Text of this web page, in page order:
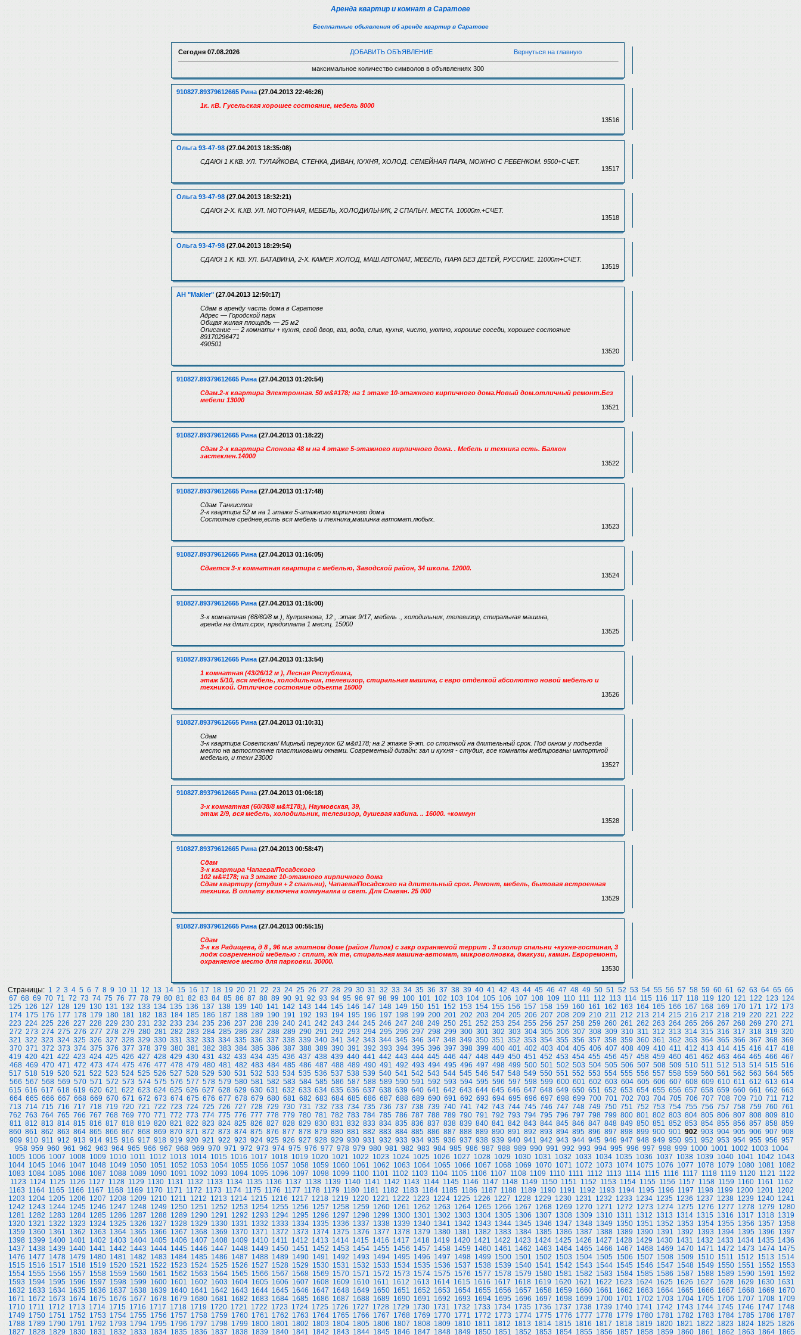
Аренда квартир и комнат в Саратове
Бесплатные объявления об аренде квартир в Саратове
Сегодня 07.08.2026 ДОБАВИТЬ ОБЪЯВЛЕНИЕ Вернуться на главную
максимальное количество символов в объявлениях 300
910827.89379612665 Рина (27.04.2013 22:46:26)
1к. кВ. Гусельская хорошее состояние, мебель 8000
13516
Ольга 93-47-98 (27.04.2013 18:35:08)
СДАЮ! 1 К.КВ. УЛ. ТУЛАЙКОВА, СТЕНКА, ДИВАН, КУХНЯ, ХОЛОД. СЕМЕЙНАЯ ПАРА, МОЖНО С РЕБЕНКОМ. 9500+СЧЕТ.
13517
Ольга 93-47-98 (27.04.2013 18:32:21)
СДАЮ! 2-Х. К.КВ. УЛ. МОТОРНАЯ, МЕБЕЛЬ, ХОЛОДИЛЬНИК, 2 СПАЛЬН. МЕСТА. 10000т.+СЧЕТ.
13518
Ольга 93-47-98 (27.04.2013 18:29:54)
СДАЮ! 1 К. КВ. УЛ. БАТАВИНА, 2-Х. КАМЕР. ХОЛОД, МАШ.АВТОМАТ, МЕБЕЛЬ, ПАРА БЕЗ ДЕТЕЙ, РУССКИЕ. 11000т+СЧЕТ.
13519
АН "Makler" (27.04.2013 12:50:17)
Сдам в аренду часть дома в Саратове
Адрес — Городской парк
Общая жилая площадь — 25 м2
Описание — 2 комнаты + кухня, свой двор, газ, вода, слив, кухня, чисто, уютно, хорошие соседи, хорошее состояние
89170296471
490501
13520
910827.89379612665 Рина (27.04.2013 01:20:54)
Сдам.2-к квартира Электронная. 50 м&#178; на 1 этаже 10-этажного кирпичного дома.Новый дом.отличный ремонт.Без
мебели 13000
13521
910827.89379612665 Рина (27.04.2013 01:18:22)
Сдам 2-к квартира Слонова 48 м на 4 этаже 5-этажного кирпичного дома. . Мебель и техника есть. Балкон
застеклен.14000
13522
910827.89379612665 Рина (27.04.2013 01:17:48)
Сдам Танкистов
2-к квартира 52 м на 1 этаже 5-этажного кирпичного дома
Состояние среднее,есть вся мебель и техника,машинка автомат.любых.
13523
910827.89379612665 Рина (27.04.2013 01:16:05)
Сдается 3-х комнатная квартира с мебелью, Заводской район, 34 школа. 12000.
13524
910827.89379612665 Рина (27.04.2013 01:15:00)
3-х комнатная (68/60/8 м.), Куприянова, 12 , .этаж 9/17, мебель ., холодильник, телевизор, стиральная машина,
аренда на длит.срок, предоплата 1 месяц. 15000
13525
910827.89379612665 Рина (27.04.2013 01:13:54)
1 комнатная (43/26/12 м ), Лесная Республика,
этаж 5/10, вся мебель, холодильник, телевизор, стиральная машина, с евро отделкой абсолютно новой мебелью и
техникой. Отличное состояние объекта 15000
13526
910827.89379612665 Рина (27.04.2013 01:10:31)
Сдам
3-к квартира Советская/ Мирный переулок 62 м&#178; на 2 этаже 9-эт. со стоянкой на длительный срок. Под окном у подъезда
место на автостоянке пластиковыми окнами. Современный дизайн: зал и кухня - студия, все комнаты меблированы импортной
мебелью, и техн 23000
13527
910827.89379612665 Рина (27.04.2013 01:06:18)
3-х комнатная (60/38/8 м&#178;), Наумовская, 39,
этаж 2/9, вся мебель, холодильник, телевизор, душевая кабина. .. 16000. +коммун
13528
910827.89379612665 Рина (27.04.2013 00:58:47)
Сдам
3-к квартира Чапаева/Посадского
102 м&#178; на 3 этаже 10-этажного кирпичного дома
Сдам квартиру (студия + 2 спальни), Чапаева/Посадского на длительный срок. Ремонт, мебель, бытовая встроенная
техника. В оплату включена коммуналка и свет. Для Славян. 25 000
13529
910827.89379612665 Рина (27.04.2013 00:55:15)
Сдам
3-к кв Радищева, д 8 , 96 м.в элитном доме (район Липок) с закр охраняемой террит . 3 изолир спальни +кухня-гостиная, 3
лодж современной мебелью : сплит, ж/к тв, стиральная машина-автомат, микроволновка, джакузи, камин. Евроремонт,
охраняемое место для парковки. 30000.
13530
Страницы: 1 2 3 4 5 6 7 8 9 10 11 12 13 14 15 16 17 18 19 20 21 22 23 24 25 26 27 28 29 30 31 32 33 34 35 36 37 38 39 40 41 42 43 44 45 46 47 48 49 50 51 52 53 54 55 56 57 58 59 60 61 62 63 64 65 66
67 68 69 70 71 72 73 74 75 76 77 78 79 80 81 82 83 84 85 86 87 88 89 90 91 92 93 94 95 96 97 98 99 100 101 102 103 104 105 106 107 108 109 110 111 112 113 114 115 116 117 118 119 120 121 122 123 124
125 126 127 128 129 130 131 132 133 134 135 136 137 138 139 140 141 142 143 144 145 146 147 148 149 150 151 152 153 154 155 156 157 158 159 160 161 162 163 164 165 166 167 168 169 170 171 172 173
174 175 176 177 178 179 180 181 182 183 184 185 186 187 188 189 190 191 192 193 194 195 196 197 198 199 200 201 202 203 204 205 206 207 208 209 210 211 212 213 214 215 216 217 218 219 220 221 222
223 224 225 226 227 228 229 230 231 232 233 234 235 236 237 238 239 240 241 242 243 244 245 246 247 248 249 250 251 252 253 254 255 256 257 258 259 260 261 262 263 264 265 266 267 268 269 270 271
272 273 274 275 276 277 278 279 280 281 282 283 284 285 286 287 288 289 290 291 292 293 294 295 296 297 298 299 300 301 302 303 304 305 306 307 308 309 310 311 312 313 314 315 316 317 318 319 320
321 322 323 324 325 326 327 328 329 330 331 332 333 334 335 336 337 338 339 340 341 342 343 344 345 346 347 348 349 350 351 352 353 354 355 356 357 358 359 360 361 362 363 364 365 366 367 368 369
370 371 372 373 374 375 376 377 378 379 380 381 382 383 384 385 386 387 388 389 390 391 392 393 394 395 396 397 398 399 400 401 402 403 404 405 406 407 408 409 410 411 412 413 414 415 416 417 418
419 420 421 422 423 424 425 426 427 428 429 430 431 432 433 434 435 436 437 438 439 440 441 442 443 444 445 446 447 448 449 450 451 452 453 454 455 456 457 458 459 460 461 462 463 464 465 466 467
468 469 470 471 472 473 474 475 476 477 478 479 480 481 482 483 484 485 486 487 488 489 490 491 492 493 494 495 496 497 498 499 500 501 502 503 504 505 506 507 508 509 510 511 512 513 514 515 516
517 518 519 520 521 522 523 524 525 526 527 528 529 530 531 532 533 534 535 536 537 538 539 540 541 542 543 544 545 546 547 548 549 550 551 552 553 554 555 556 557 558 559 560 561 562 563 564 565
566 567 568 569 570 571 572 573 574 575 576 577 578 579 580 581 582 583 584 585 586 587 588 589 590 591 592 593 594 595 596 597 598 599 600 601 602 603 604 605 606 607 608 609 610 611 612 613 614
615 616 617 618 619 620 621 622 623 624 625 626 627 628 629 630 631 632 633 634 635 636 637 638 639 640 641 642 643 644 645 646 647 648 649 650 651 652 653 654 655 656 657 658 659 660 661 662 663
664 665 666 667 668 669 670 671 672 673 674 675 676 677 678 679 680 681 682 683 684 685 686 687 688 689 690 691 692 693 694 695 696 697 698 699 700 701 702 703 704 705 706 707 708 709 710 711 712
713 714 715 716 717 718 719 720 721 722 723 724 725 726 727 728 729 730 731 732 733 734 735 736 737 738 739 740 741 742 743 744 745 746 747 748 749 750 751 752 753 754 755 756 757 758 759 760 761
762 763 764 765 766 767 768 769 770 771 772 773 774 775 776 777 778 779 780 781 782 783 784 785 786 787 788 789 790 791 792 793 794 795 796 797 798 799 800 801 802 803 804 805 806 807 808 809 810
811 812 813 814 815 816 817 818 819 820 821 822 823 824 825 826 827 828 829 830 831 832 833 834 835 836 837 838 839 840 841 842 843 844 845 846 847 848 849 850 851 852 853 854 855 856 857 858 859
860 861 862 863 864 865 866 867 868 869 870 871 872 873 874 875 876 877 878 879 880 881 882 883 884 885 886 887 888 889 890 891 892 893 894 895 896 897 898 899 900 901 902 903 904 905 906 907 908
909 910 911 912 913 914 915 916 917 918 919 920 921 922 923 924 925 926 927 928 929 930 931 932 933 934 935 936 937 938 939 940 941 942 943 944 945 946 947 948 949 950 951 952 953 954 955 956 957
958 959 960 961 962 963 964 965 966 967 968 969 970 971 972 973 974 975 976 977 978 979 980 981 982 983 984 985 986 987 988 989 990 991 992 993 994 995 996 997 998 999 1000 1001 1002 1003 1004
1005 1006 1007 1008 1009 1010 1011 1012 1013 1014 1015 1016 1017 1018 1019 1020 1021 1022 1023 1024 1025 1026 1027 1028 1029 1030 1031 1032 1033 1034 1035 1036 1037 1038 1039 1040 1041 1042 1043
1044 1045 1046 1047 1048 1049 1050 1051 1052 1053 1054 1055 1056 1057 1058 1059 1060 1061 1062 1063 1064 1065 1066 1067 1068 1069 1070 1071 1072 1073 1074 1075 1076 1077 1078 1079 1080 1081 1082
1083 1084 1085 1086 1087 1088 1089 1090 1091 1092 1093 1094 1095 1096 1097 1098 1099 1100 1101 1102 1103 1104 1105 1106 1107 1108 1109 1110 1111 1112 1113 1114 1115 1116 1117 1118 1119 1120 1121 1122
1123 1124 1125 1126 1127 1128 1129 1130 1131 1132 1133 1134 1135 1136 1137 1138 1139 1140 1141 1142 1143 1144 1145 1146 1147 1148 1149 1150 1151 1152 1153 1154 1155 1156 1157 1158 1159 1160 1161 1162
1163 1164 1165 1166 1167 1168 1169 1170 1171 1172 1173 1174 1175 1176 1177 1178 1179 1180 1181 1182 1183 1184 1185 1186 1187 1188 1189 1190 1191 1192 1193 1194 1195 1196 1197 1198 1199 1200 1201 1202
1203 1204 1205 1206 1207 1208 1209 1210 1211 1212 1213 1214 1215 1216 1217 1218 1219 1220 1221 1222 1223 1224 1225 1226 1227 1228 1229 1230 1231 1232 1233 1234 1235 1236 1237 1238 1239 1240 1241
1242 1243 1244 1245 1246 1247 1248 1249 1250 1251 1252 1253 1254 1255 1256 1257 1258 1259 1260 1261 1262 1263 1264 1265 1266 1267 1268 1269 1270 1271 1272 1273 1274 1275 1276 1277 1278 1279 1280
1281 1282 1283 1284 1285 1286 1287 1288 1289 1290 1291 1292 1293 1294 1295 1296 1297 1298 1299 1300 1301 1302 1303 1304 1305 1306 1307 1308 1309 1310 1311 1312 1313 1314 1315 1316 1317 1318 1319
1320 1321 1322 1323 1324 1325 1326 1327 1328 1329 1330 1331 1332 1333 1334 1335 1336 1337 1338 1339 1340 1341 1342 1343 1344 1345 1346 1347 1348 1349 1350 1351 1352 1353 1354 1355 1356 1357 1358
1359 1360 1361 1362 1363 1364 1365 1366 1367 1368 1369 1370 1371 1372 1373 1374 1375 1376 1377 1378 1379 1380 1381 1382 1383 1384 1385 1386 1387 1388 1389 1390 1391 1392 1393 1394 1395 1396 1397
1398 1399 1400 1401 1402 1403 1404 1405 1406 1407 1408 1409 1410 1411 1412 1413 1414 1415 1416 1417 1418 1419 1420 1421 1422 1423 1424 1425 1426 1427 1428 1429 1430 1431 1432 1433 1434 1435 1436
1437 1438 1439 1440 1441 1442 1443 1444 1445 1446 1447 1448 1449 1450 1451 1452 1453 1454 1455 1456 1457 1458 1459 1460 1461 1462 1463 1464 1465 1466 1467 1468 1469 1470 1471 1472 1473 1474 1475
1476 1477 1478 1479 1480 1481 1482 1483 1484 1485 1486 1487 1488 1489 1490 1491 1492 1493 1494 1495 1496 1497 1498 1499 1500 1501 1502 1503 1504 1505 1506 1507 1508 1509 1510 1511 1512 1513 1514
1515 1516 1517 1518 1519 1520 1521 1522 1523 1524 1525 1526 1527 1528 1529 1530 1531 1532 1533 1534 1535 1536 1537 1538 1539 1540 1541 1542 1543 1544 1545 1546 1547 1548 1549 1550 1551 1552 1553
1554 1555 1556 1557 1558 1559 1560 1561 1562 1563 1564 1565 1566 1567 1568 1569 1570 1571 1572 1573 1574 1575 1576 1577 1578 1579 1580 1581 1582 1583 1584 1585 1586 1587 1588 1589 1590 1591 1592
1593 1594 1595 1596 1597 1598 1599 1600 1601 1602 1603 1604 1605 1606 1607 1608 1609 1610 1611 1612 1613 1614 1615 1616 1617 1618 1619 1620 1621 1622 1623 1624 1625 1626 1627 1628 1629 1630 1631
1632 1633 1634 1635 1636 1637 1638 1639 1640 1641 1642 1643 1644 1645 1646 1647 1648 1649 1650 1651 1652 1653 1654 1655 1656 1657 1658 1659 1660 1661 1662 1663 1664 1665 1666 1667 1668 1669 1670
1671 1672 1673 1674 1675 1676 1677 1678 1679 1680 1681 1682 1683 1684 1685 1686 1687 1688 1689 1690 1691 1692 1693 1694 1695 1696 1697 1698 1699 1700 1701 1702 1703 1704 1705 1706 1707 1708 1709
1710 1711 1712 1713 1714 1715 1716 1717 1718 1719 1720 1721 1722 1723 1724 1725 1726 1727 1728 1729 1730 1731 1732 1733 1734 1735 1736 1737 1738 1739 1740 1741 1742 1743 1744 1745 1746 1747 1748
1749 1750 1751 1752 1753 1754 1755 1756 1757 1758 1759 1760 1761 1762 1763 1764 1765 1766 1767 1768 1769 1770 1771 1772 1773 1774 1775 1776 1777 1778 1779 1780 1781 1782 1783 1784 1785 1786 1787
1788 1789 1790 1791 1792 1793 1794 1795 1796 1797 1798 1799 1800 1801 1802 1803 1804 1805 1806 1807 1808 1809 1810 1811 1812 1813 1814 1815 1816 1817 1818 1819 1820 1821 1822 1823 1824 1825 1826
1827 1828 1829 1830 1831 1832 1833 1834 1835 1836 1837 1838 1839 1840 1841 1842 1843 1844 1845 1846 1847 1848 1849 1850 1851 1852 1853 1854 1855 1856 1857 1858 1859 1860 1861 1862 1863 1864 1865